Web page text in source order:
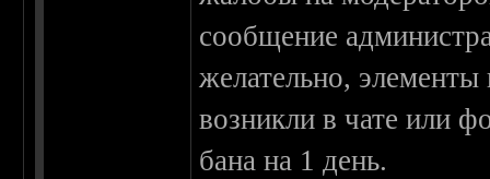
сообщение
желательно,
возникли в чате или
бана на 1 день.